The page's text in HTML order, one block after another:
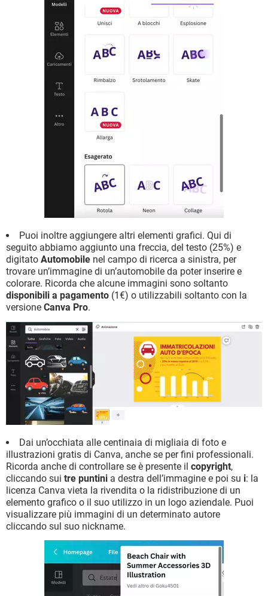
Puoi inoltre aggiungere altri elementi grafici. Qui di
seguito abbiamo aggiunto una freccia, del testo (25%) e
digitato Automobile nel campo di ricerca a sinistra, per
trovare un’immagine di un’automobile da poter inserire e
colorare. Ricorda che alcune immagini sono soltanto
disponibili a pagamento (1€) o utilizzabili soltanto con la
versione Canva Pro.
Dai un’occhiata alle centinaia di migliaia di foto e
illustrazioni gratis di Canva, anche se per fini professionali.
Ricorda anche di controllare se è presente il copyright,
cliccando sui tre puntini a destra dell’immagine e poi su i: la
licenza Canva vieta la rivendita o la ridistribuzione di un
elemento grafico o il suo utilizzo in un logo aziendale. Puoi
visualizzare più immagini di un determinato autore
cliccando sul suo nickname.